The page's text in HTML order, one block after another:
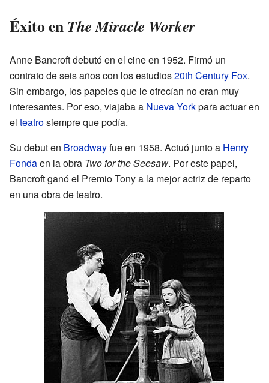
Éxito enThe Miracle Worker
Anne Bancroft debutó en el cine en 1952. Firmó un
contrato de seis años con los estudios20th Century Fox.
Sin embargo, los papeles que le ofrecían no eran muy
interesantes. Por eso, viajaba a Nueva Yorkpara actuar en
el teatrosiempre que podía.
Su debut en Broadwayfue en 1958. Actuó junto a Henry
Fondaen la obra Two for the Seesaw. Por este papel,
Bancroft ganó el Premio Tony a la mejor actriz de reparto
en una obra de teatro.